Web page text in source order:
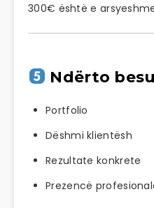
300€ është e
Ndërto
Portfolio
Dëshmi klientësh
Rezultate konkrete
Prezencë